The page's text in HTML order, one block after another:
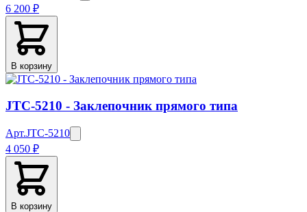
6 200 ₽
В корзину
JTC-5210 - Заклепочник прямого типа
Арт.JTC-5210
4 050 ₽
В корзину